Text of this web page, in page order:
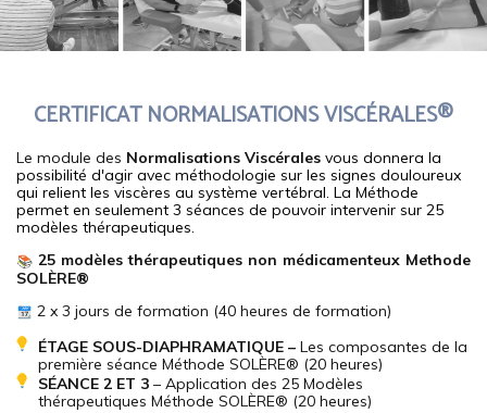
CERTIFICAT NORMALISATIONS VISCÉRALES®
Le module des Normalisations Viscérales vous donnera la
possibilité d'agir avec méthodologie sur les signes douloureux
qui relient les viscères au système vertébral. La Méthode
permet en seulement 3 séances de pouvoir intervenir sur 25
modèles thérapeutiques.
25 modèles thérapeutiques non médicamenteux Methode
SOLÈRE®
2 x 3 jours de formation (40 heures de formation)
ÉTAGE SOUS-DIAPHRAMATIQUE – Les composantes de la
première séance Méthode SOLÈRE® (20 heures)
SÉANCE 2 ET 3 – Application des 25 Modèles
thérapeutiques Méthode SOLÈRE® (20 heures)